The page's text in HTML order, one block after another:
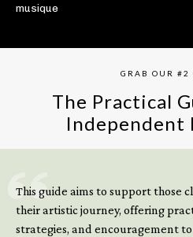
musique
GRAB OUR #2
The Practical
Independent
This guide aims to support those
their artistic journey, offering
strategies, and encouragement